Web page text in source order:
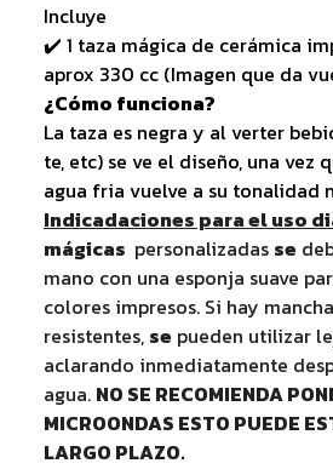
Incluye
✔️ 1 taza mágica de cerámica
aprox 330 cc (Imagen que da
¿Cómo funciona?
La taza es negra y al verter
te, etc) se ve el diseño, una vez
agua fria vuelve a su tonalidad
Indicadaciones para el uso
mágicas personalizadas se
mano con una esponja suave
colores impresos. Si hay
resistentes, se pueden utilizar
aclarando inmediatamente
agua. NO SE RECOMIENDA
MICROONDAS ESTO PUEDE
LARGO PLAZO.